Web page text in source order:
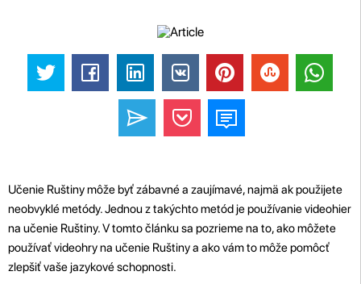
Učenie Ruštiny môže byť zábavné a zaujímavé, najmä ak použijete
neobvyklé metódy. Jednou z takýchto metód je používanie videohier
na učenie Ruštiny. V tomto článku sa pozrieme na to, ako môžete
používať videohry na učenie Ruštiny a ako vám to môže pomôcť
zlepšiť vaše jazykové schopnosti.